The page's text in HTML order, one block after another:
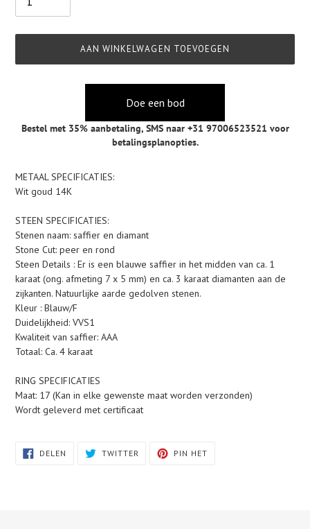
AAN WINKELWAGEN TOEVOEGEN
Doe een bod
Bestel met 35% aanbetaling, SMS naar +31 97006523521 voor
betalingsplanopties.
toegevoegen
aan
winkelwagen
METAAL SPECIFICATIES:
Wit goud 14K
STEEN SPECIFICATIES:
Stenen naam: saffier en diamant
Stone Cut: peer en rond
Steen Details : Er is een blauwe saffier in het midden van ca. 1
karaat (ong. afmeting 7 x 5 mm) en ca. 3 karaat diamanten aan de
zijkanten. Natuurlijke aarde gedolven stenen.
Kleur : Blauw/F
Duidelijkheid: VVS1
Kwaliteit van saffier: AAA
Totaal: Ca. 4 karaat
RING SPECIFICATIES
Maat: 17 (Kan in elke gewenste maat worden verzonden)
Wordt geleverd met certificaat
DELEN DELEN
TWITTER TWITTEREN
OP
PIN HET